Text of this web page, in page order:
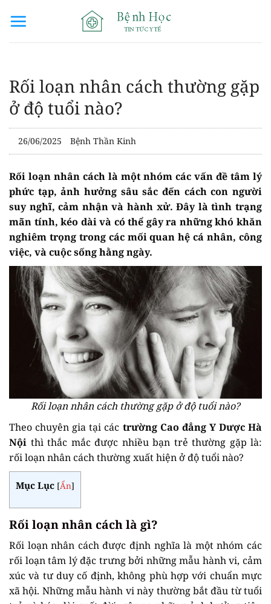
qua
Rối loạn nhân cách thường gặp
ở độ tuổi nào?
26/06/2025 Bệnh Thần Kinh
Rối loạn nhân cách là một nhóm các vấn đề tâm lý
phức tạp, ảnh hưởng sâu sắc đến cách con người
suy nghĩ, cảm nhận và hành xử. Đây là tình trạng
mãn tính, kéo dài và có thể gây ra những khó khăn
nghiêm trọng trong các mối quan hệ cá nhân, công
việc, và cuộc sống hằng ngày.
Rối loạn nhân cách thường gặp ở độ tuổi nào?
Theo chuyên gia tại các trường Cao đẳng Y Dược Hà
Nội thì thắc mắc được nhiều bạn trẻ thường gặp là:
rối loạn nhân cách thường xuất hiện ở độ tuổi nào?
Mục Lục [Ẩn]
Rối loạn nhân cách là gì?
Rối loạn nhân cách được định nghĩa là một nhóm các
rối loạn tâm lý đặc trưng bởi những mẫu hành vi, cảm
xúc và tư duy cố định, không phù hợp với chuẩn mực
xã hội. Những mẫu hành vi này thường bắt đầu từ tuổi